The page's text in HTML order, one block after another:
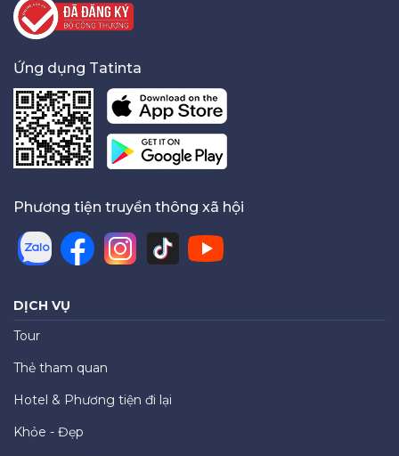
Ứng dụng Tatinta
Phương tiện truyền thông xã hội
DỊCH VỤ
Tour
Thẻ tham quan
Hotel & Phương tiện đi lại
Khỏe - Đẹp